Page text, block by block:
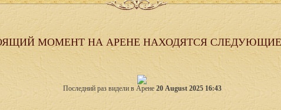
МОМЕНТ НА АРЕНЕ НАХОДЯТСЯ
Последний раз видели в Арене 20 August 2025 16:43